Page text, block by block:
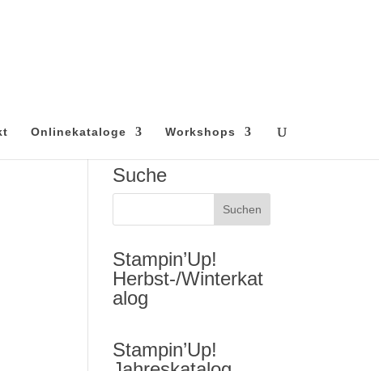
Onlinekataloge Workshops
Suche
Stampin’Up!
Herbst-/Winterkat
alog
Stampin’Up!